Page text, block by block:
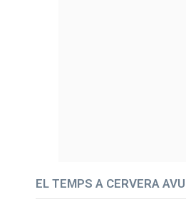
EL TEMPS A CERVERA